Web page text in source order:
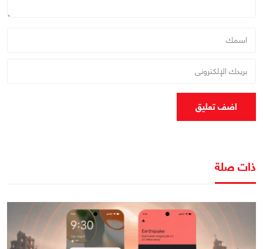
اضف تعليق
ذات صلة